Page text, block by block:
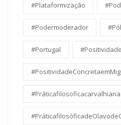
#Plataformização
#Podermoderador
#Portugal
#Práticafilosoficacarvalhiana